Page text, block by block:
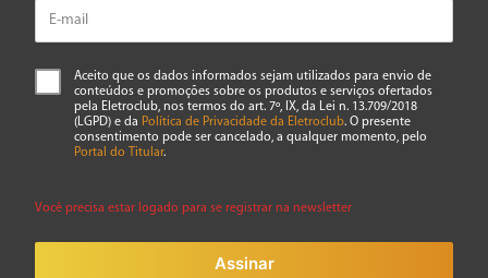
Aceito que os dados informados sejam utilizados para envio de
conteúdos e promoções sobre os produtos e serviços ofertados
pela Eletroclub, nos termos do art. 7º, IX, da Lei n. 13.709/2018
(LGPD) e da Política de Privacidade da Eletroclub. O presente
consentimento pode ser cancelado, a qualquer momento, pelo
Portal do Titular.
Você precisa estar logado para se registrar na newsletter
Assinar